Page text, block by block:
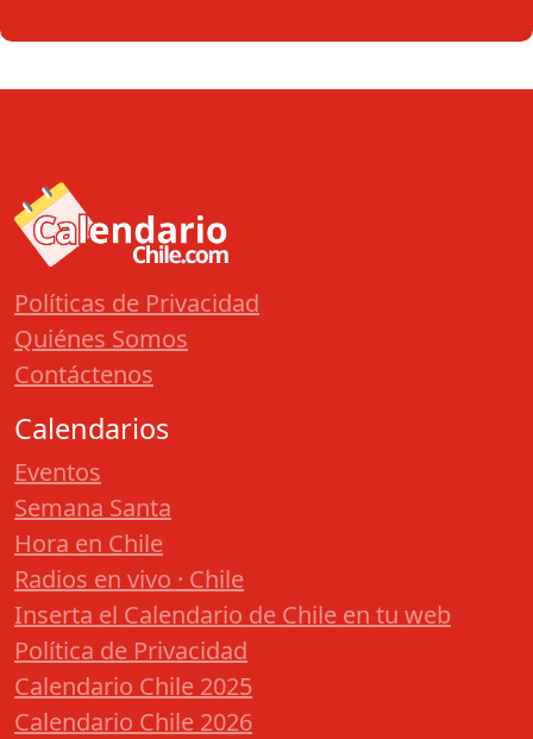
Políticas de Privacidad
Quiénes Somos
Contáctenos
Calendarios
Eventos
Semana Santa
Hora en Chile
Radios en vivo · Chile
Inserta el Calendario de Chile en tu web
Política de Privacidad
Calendario Chile 2025
Calendario Chile 2026